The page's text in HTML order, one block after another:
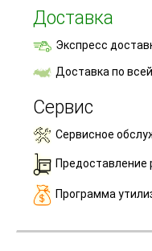
Доставка
Экспресс
Доставка по
Сервис
Сервисное
Предоставление
Программа